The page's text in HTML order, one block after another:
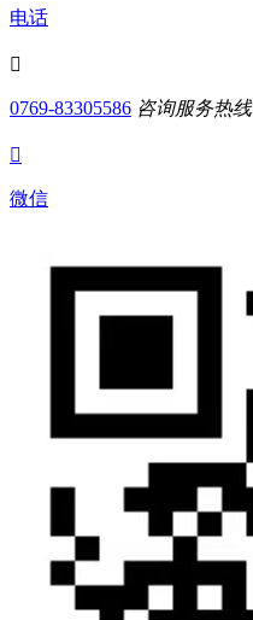
电话

0769-83305586 咨询服务热线

微信